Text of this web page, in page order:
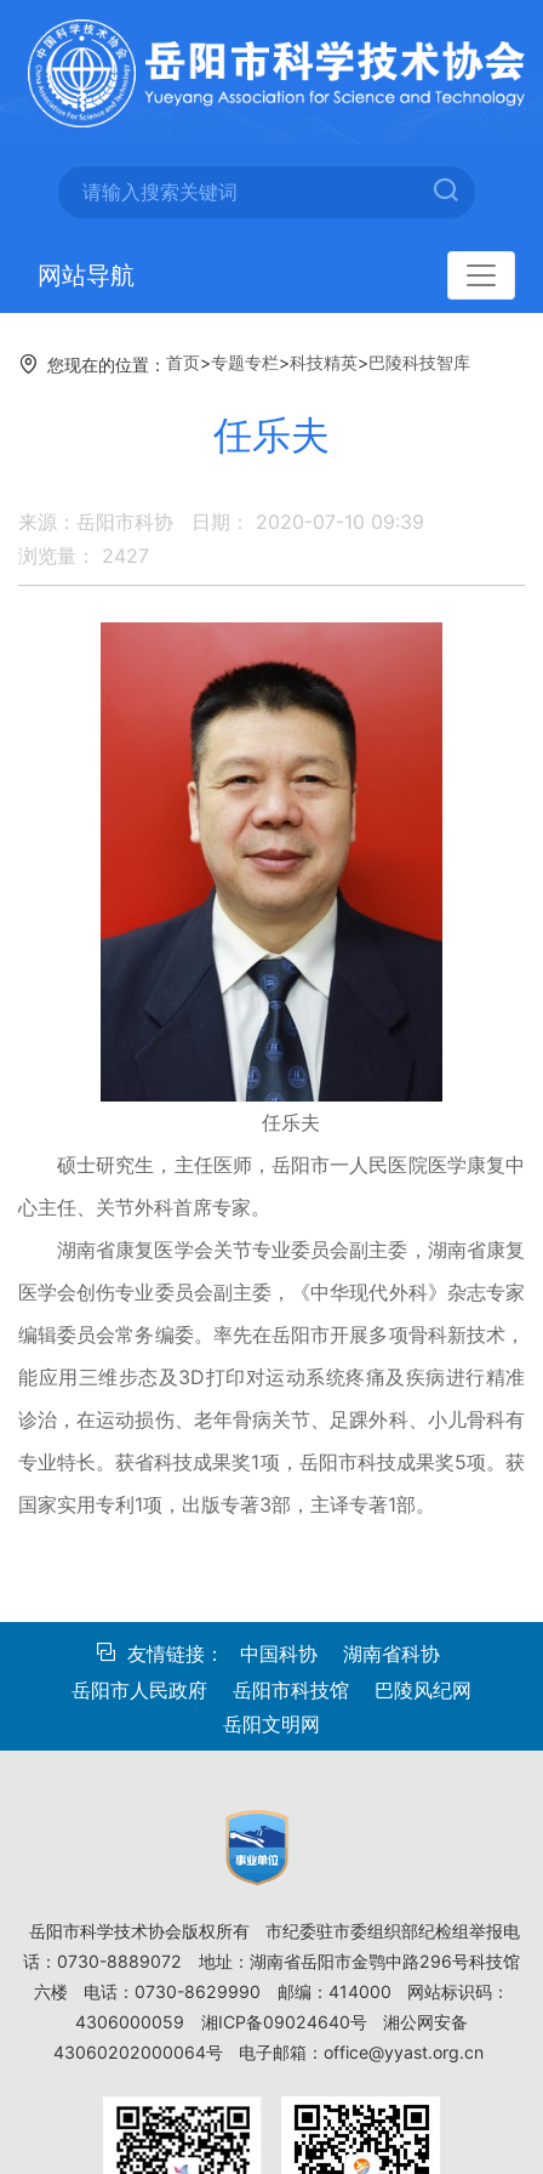
网站导航
您现在的位置： 首页>专题专栏>科技精英>巴陵科技智库
任乐夫
来源：岳阳市科协
日期： 2020-07-10 09:39
浏览量： 2427
任乐夫
硕士研究生，主任医师，岳阳市一人民医院医学康复中
心主任、关节外科首席专家。
湖南省康复医学会关节专业委员会副主委，湖南省康复
医学会创伤专业委员会副主委，《中华现代外科》杂志专家
编辑委员会常务编委。率先在岳阳市开展多项骨科新技术，
能应用三维步态及3D打印对运动系统疼痛及疾病进行精准
诊治，在运动损伤、老年骨病关节、足踝外科、小儿骨科有
专业特长。获省科技成果奖1项，岳阳市科技成果奖5项。获
国家实用专利1项，出版专著3部，主译专著1部。
友情链接： 中国科协
湖南省科协
岳阳市人民政府
岳阳市科技馆
巴陵风纪网
岳阳文明网
岳阳市科学技术协会版权所有
市纪委驻市委组织部纪检组举报电
话：0730-8889072
地址：湖南省岳阳市金鹗中路296号科技馆
六楼
电话：0730-8629990 邮编：414000
网站标识码：
4306000059
湘ICP备09024640号
湘公网安备
43060202000064号
电子邮箱：office@yyast.org.cn